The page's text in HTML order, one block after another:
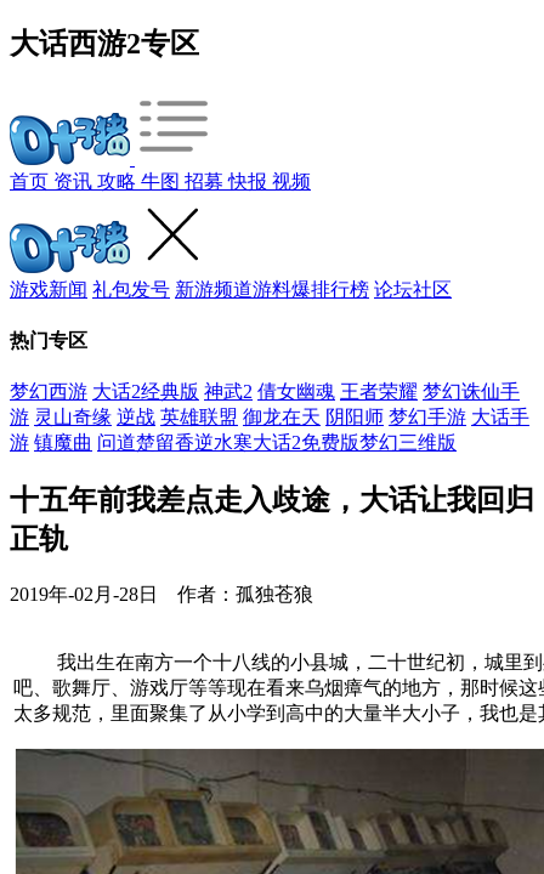
大话西游2专区
首页 资讯 攻略 牛图 招募快报 视频
游戏新闻 礼包发号 新游频道游料爆排行榜 论坛社区
热门专区
梦幻西游 大话2经典版 神武2 倩女幽魂 王者荣耀 梦幻诛仙手
游 灵山奇缘 逆战 英雄联盟 御龙在天 阴阳师 梦幻手游 大话手
游 镇魔曲 问道楚留香逆水寒大话2免费版梦幻三维版
十五年前我差点走入歧途，大话让我回归
正轨
2019年-02月-28日 作者：孤独苍狼
我出生在南方一个十八线的小县城，二十世纪初，城里到
吧、歌舞厅、游戏厅等等现在看来乌烟瘴气的地方，那时候这
太多规范，里面聚集了从小学到高中的大量半大小子，我也是